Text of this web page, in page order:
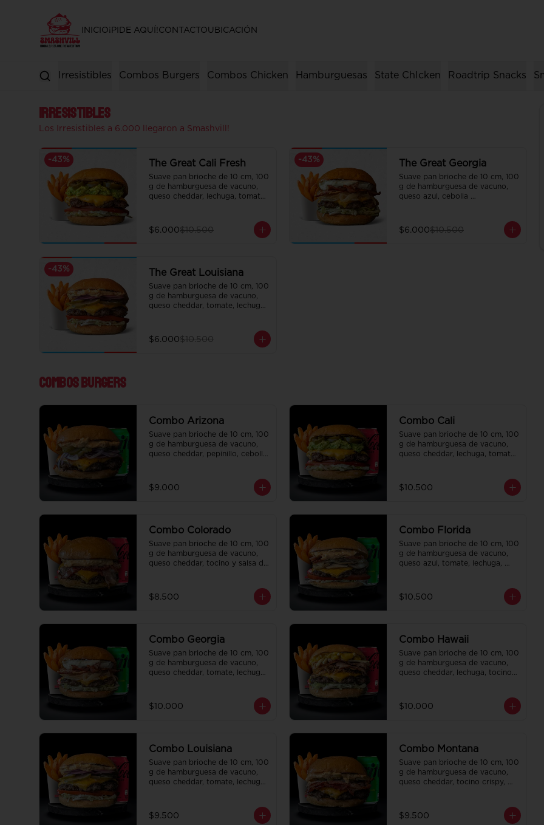
INICIO¡PIDE AQUÍ!CONTACTOUBICACIÓN
Irresistibles Combos Burgers Combos Chicken Hamburguesas State ChIcken Roadtrip Snacks
Irresistibles
Los Irresistibles a 6.000 llegaron a Smashvill!
-43% The Great Cali Fresh
Suave pan brioche de 10 cm, 100
g de hamburguesa de vacuno,
queso cheddar, lechuga, tomate,
Incluye papas fritas crocantes.
$6.000$10.500
-43% The Great Georgia
Suave pan brioche de 10 cm, 100
g de hamburguesa de vacuno,
queso azul, cebolla
Incluye papas fritas crocantes.
$6.000$10.500
-43% The Great Louisiana
Suave pan brioche de 10 cm, 100
g de hamburguesa de vacuno,
queso cheddar, tomate, lechuga,
Incluye papas fritas crocantes.
$6.000$10.500
Combos Burgers
Combo Arizona
Suave pan brioche de 10 cm, 100
g de hamburguesa de vacuno,
queso cheddar, pepinillo, cebolla,
salsa de la casa de regalo a
elección y una bebida de 350 cc
$9.000
Combo Cali
Suave pan brioche de 10 cm, 100
g de hamburguesa de vacuno,
queso cheddar, lechuga, tomate,
perfectamente condimentadas,
salsa de la casa de regalo a
$10.500
Combo Colorado
Suave pan brioche de 10 cm, 100
g de hamburguesa de vacuno,
queso cheddar, tocino y salsa de
salsa de la casa de regalo a
elección y una bebida de 350 cc
$8.500
Combo Florida
Suave pan brioche de 10 cm, 100
g de hamburguesa de vacuno,
queso azul, tomate, lechuga,
Queso SMASHVILLE. Papas fritas
perfectamente condimentadas,
$10.500
Combo Georgia
Suave pan brioche de 10 cm, 100
g de hamburguesa de vacuno,
queso cheddar, tomate, lechuga,
perfectamente condimentadas,
salsa de la casa de regalo a
$10.000
Combo Hawaii
Suave pan brioche de 10 cm, 100
g de hamburguesa de vacuno,
queso cheddar, lechuga, tocino
fritas perfectamente
condimentadas, salsa de la casa
$10.000
Combo Louisiana
Suave pan brioche de 10 cm, 100
g de hamburguesa de vacuno,
queso cheddar, tomate, lechuga,
perfectamente condimentadas,
salsa de la casa de regalo a
$9.500
Combo Montana
Suave pan brioche de 10 cm, 100
g de hamburguesa de vacuno,
queso cheddar, tocino crispy,
condimentadas, salsa de la casa
de regalo a elección y una
$9.500